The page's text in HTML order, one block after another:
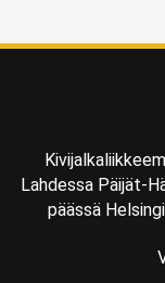
Lahdessa Päijät-
päässä